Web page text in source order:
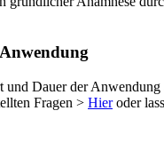
Dauer der Anwendung
Fragen > Hieroder